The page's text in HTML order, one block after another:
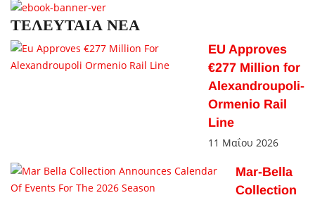
ΤΕΛΕΥΤΑΙΑ ΝΕΑ
EU Approves
€277 Million for
Alexandroupoli-
Ormenio Rail
Line
11 Μαΐου 2026
Mar-Bella
Collection